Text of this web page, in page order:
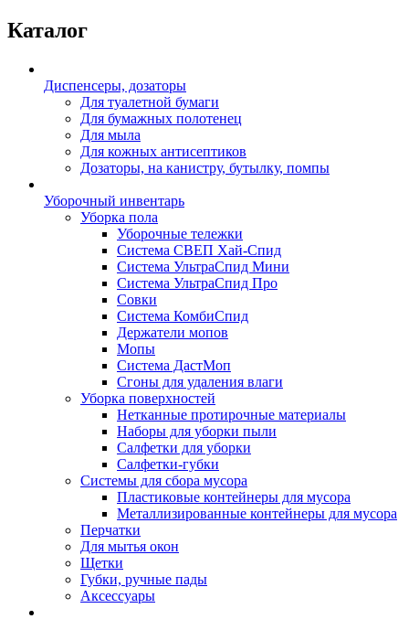
Каталог
Диспенсеры, дозаторы
Для туалетной бумаги
Для бумажных полотенец
Для мыла
Для кожных антисептиков
Дозаторы, на канистру, бутылку, помпы
Уборочный инвентарь
Уборка пола
Уборочные тележки
Система СВЕП Хай-Спид
Система УльтраСпид Мини
Система УльтраСпид Про
Совки
Система КомбиСпид
Держатели мопов
Мопы
Система ДастМоп
Сгоны для удаления влаги
Уборка поверхностей
Нетканные протирочные материалы
Наборы для уборки пыли
Салфетки для уборки
Салфетки-губки
Системы для сбора мусора
Пластиковые контейнеры для мусора
Металлизированные контейнеры для мусора
Перчатки
Для мытья окон
Щетки
Губки, ручные пады
Аксессуары